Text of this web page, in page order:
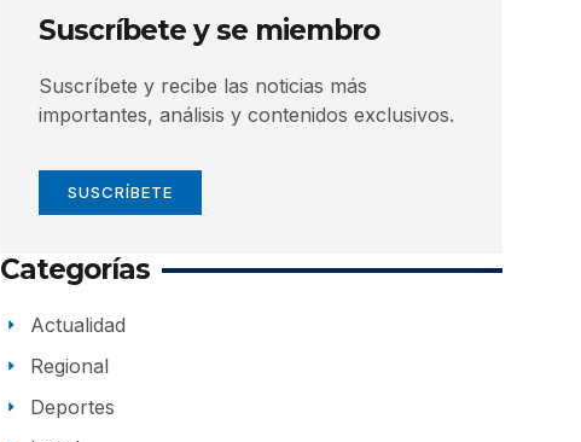
Suscríbete y se miembro
Suscríbete y recibe las noticias más
importantes, análisis y contenidos exclusivos.
SUSCRÍBETE
Categorías
Actualidad
Regional
Deportes